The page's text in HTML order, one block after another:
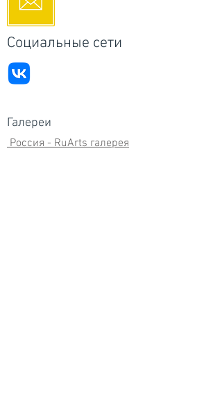
Социальные сети
Галереи
Россия - RuArts галерея